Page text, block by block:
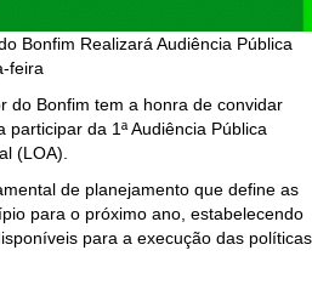
Bonfim Realizará Audiência Pública
feira
do Bonfim tem a honra de convidar
da 1ª Audiência Pública
(LOA).
de planejamento que define as
para o próximo ano, estabelecendo
para a execução das políticas